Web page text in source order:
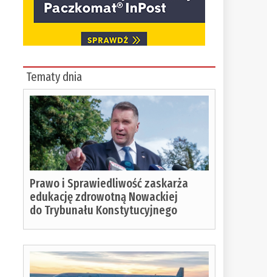
Tematy dnia
Prawo i Sprawiedliwość zaskarża
edukację zdrowotną Nowackiej
do Trybunału Konstytucyjnego